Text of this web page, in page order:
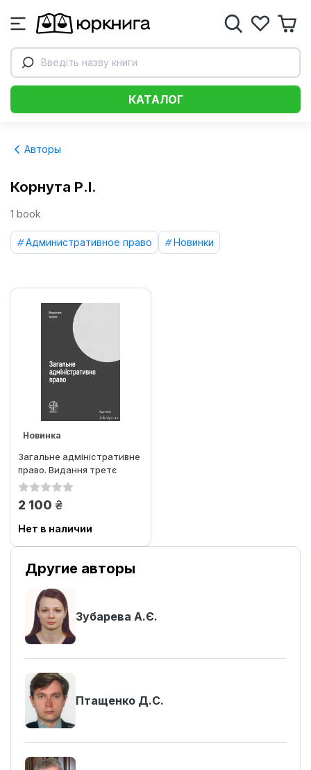
Введіть назву книги
КАТАЛОГ
Авторы
Корнута Р.І.
1 book
Административное право Новинки
Новинка
Загальне адміністративне
право. Видання третє
2 100 грн.
Нет в наличии
Другие авторы
Зубарева А.Є.
Птащенко Д.С.